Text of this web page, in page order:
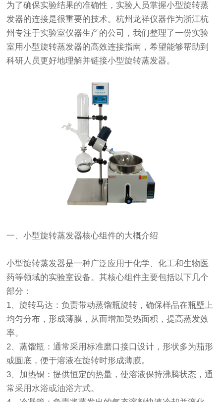
为了确保实验结果的准确性，实验人员掌握小型旋转蒸
发器的连接是很重要的技术。杭州龙祥仪器作为浙江杭
州专注于实验室仪器生产的公司，我们整理了一份实验
室用小型旋转蒸发器的高效连接指南，希望能够帮助到
科研人员更好地理解并链接小型旋转蒸发器。
一、小型旋转蒸发器核心组件的大概介绍
小型旋转蒸发器是一种广泛应用于化学、化工和生物医
药等领域的实验室设备。其核心组件主要包括以下几个
部分：
1、旋转马达：负责带动蒸馏瓶旋转，确保样品在瓶壁上
均匀分布，形成薄膜，从而增加受热面积，提高蒸发效
率。
2、蒸馏瓶：通常采用标准磨口接口设计，形状多为茄形
或圆底，便于溶液在旋转时形成薄膜。
3、加热锅：提供恒定的热量，使溶液保持沸腾状态，通
常采用水浴或油浴方式。